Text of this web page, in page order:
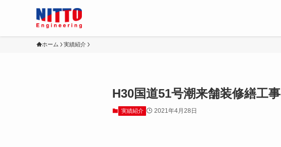
ホーム 実績紹介
H30国道51号潮来舗装修繕工事
実績紹介 2021年4月28日